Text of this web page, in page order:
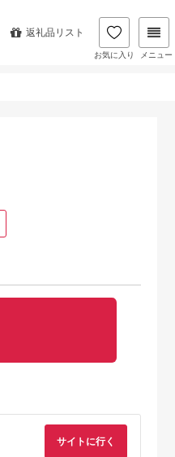
返礼品リスト
お気に入り メニュー
サイトに行く